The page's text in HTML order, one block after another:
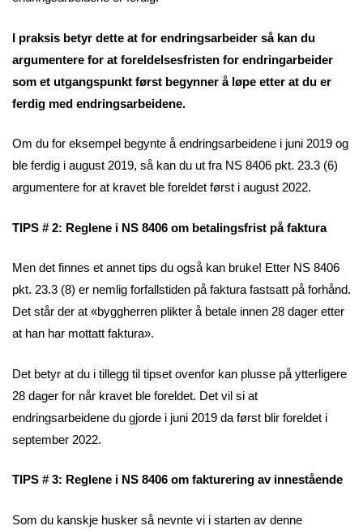
I praksis betyr dette at for endringsarbeider så kan du
argumentere for at foreldelsesfristen for endringarbeider
som et utgangspunkt først begynner å løpe etter at du er
ferdig med endringsarbeidene.
Om du for eksempel begynte å endringsarbeidene i juni 2019 og
ble ferdig i august 2019, så kan du ut fra NS 8406 pkt. 23.3 (6)
argumentere for at kravet ble foreldet først i august 2022.
TIPS # 2: Reglene i NS 8406 om betalingsfrist på faktura
Men det finnes et annet tips du også kan bruke! Etter NS 8406
pkt. 23.3 (8) er nemlig forfallstiden på faktura fastsatt på forhånd.
Det står der at «byggherren plikter å betale innen 28 dager etter
at han har mottatt faktura».
Det betyr at du i tillegg til tipset ovenfor kan plusse på ytterligere
28 dager for når kravet ble foreldet. Det vil si at
endringsarbeidene du gjorde i juni 2019 da først blir foreldet i
september 2022.
TIPS # 3: Reglene i NS 8406 om fakturering av innestående
Som du kanskje husker så nevnte vi i starten av denne